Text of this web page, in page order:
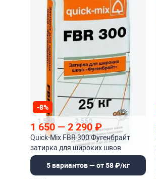
-8%
1 590
1 650 — 2 550
2 290₽
Quick-Mix FBR 300 Фугенбрайт
затирка для широких швов
5 вариантов — от 58 ₽/кг